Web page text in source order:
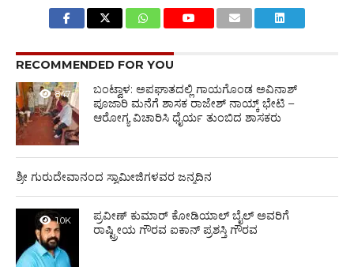
RECOMMENDED FOR YOU
847
ಬಂಟ್ವಾಳ: ಅಪಘಾತದಲ್ಲಿ ಗಾಯಗೊಂಡ ಅವಿನಾಶ್
ಪೂಜಾರಿ ಮನೆಗೆ ಶಾಸಕ ರಾಜೇಶ್ ನಾಯ್ಕ್ ಭೇಟಿ –
ಆರೋಗ್ಯ ವಿಚಾರಿಸಿ ಧೈರ್ಯ ತುಂಬಿದ ಶಾಸಕರು
ಶ್ರೀ ಗುರುದೇವಾನಂದ ಸ್ವಾಮೀಜಿಗಳವರ ಜನ್ಮದಿನ
1.0K
ಪ್ರವೀಣ್ ಕುಮಾರ್ ಕೋಡಿಯಾಲ್ ಬೈಲ್ ಅವರಿಗೆ
ರಾಷ್ಟ್ರೀಯ ಗೌರವ ಐಕಾನ್ ಪ್ರಶಸ್ತಿ ಗೌರವ